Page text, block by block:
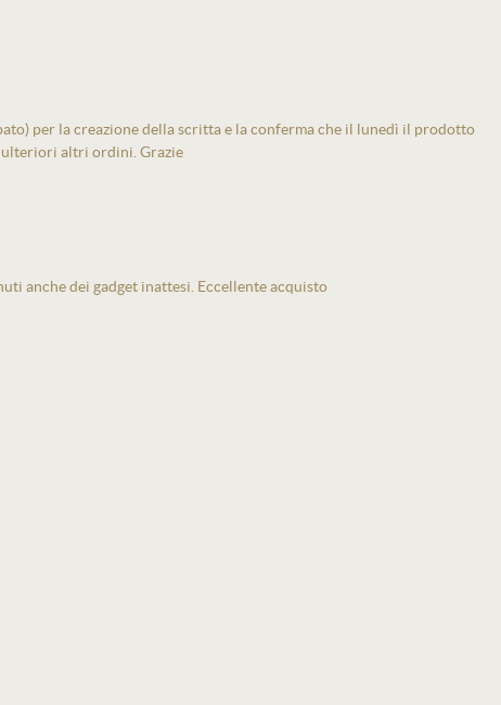
per la creazione della scritta e la conferma che il lunedì il prodotto
ulteriori altri ordini. Grazie
anche dei gadget inattesi. Eccellente acquisto